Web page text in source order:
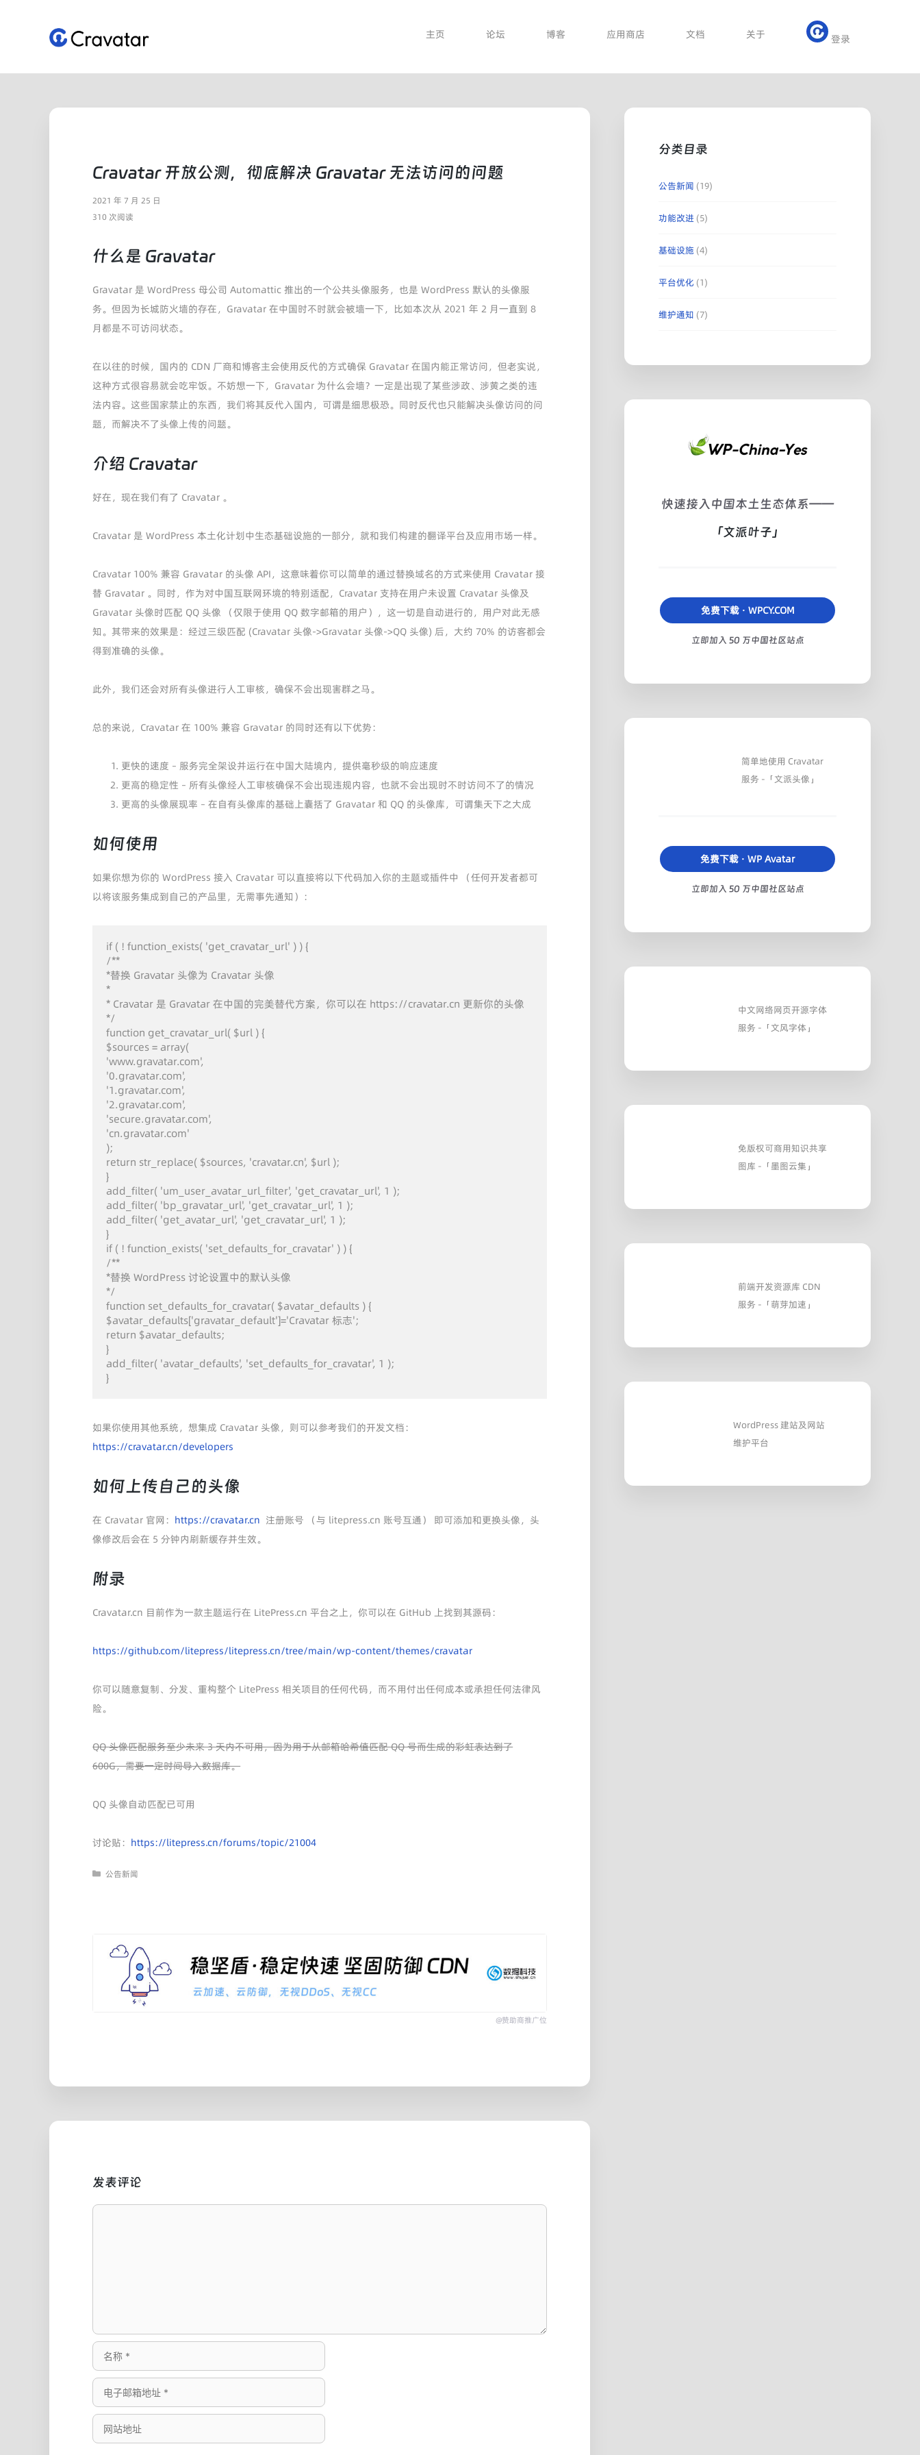
主页 论坛 博客 应用商店 文档 关于 登录
Cravatar 开放公测，彻底解决 Gravatar 无法访问的问题
2021 年 7 月 25 日
310 次阅读
什么是 Gravatar
Gravatar 是 WordPress 母公司 Automattic 推出的一个公共头像服务，也是 WordPress 默认的头像服
务。但因为长城防火墙的存在，Gravatar 在中国时不时就会被墙一下，比如本次从 2021 年 2 月一直到 8
月都是不可访问状态。
在以往的时候，国内的 CDN 厂商和博客主会使用反代的方式确保 Gravatar 在国内能正常访问，但老实说，
这种方式很容易就会吃牢饭。不妨想一下，Gravatar 为什么会墙？一定是出现了某些涉政、涉黄之类的违
法内容。这些国家禁止的东西，我们将其反代入国内，可谓是细思极恐。同时反代也只能解决头像访问的问
题，而解决不了头像上传的问题。
介绍 Cravatar
好在，现在我们有了 Cravatar 。
Cravatar 是 WordPress 本土化计划中生态基础设施的一部分，就和我们构建的翻译平台及应用市场一样。
Cravatar 100% 兼容 Gravatar 的头像 API，这意味着你可以简单的通过替换域名的方式来使用 Cravatar 接
替 Gravatar 。同时，作为对中国互联网环境的特别适配，Cravatar 支持在用户未设置 Cravatar 头像及
Gravatar 头像时匹配 QQ 头像 （仅限于使用 QQ 数字邮箱的用户），这一切是自动进行的，用户对此无感
知。其带来的效果是：经过三级匹配 (Cravatar 头像->Gravatar 头像->QQ 头像) 后，大约 70% 的访客都会
得到准确的头像。
此外，我们还会对所有头像进行人工审核，确保不会出现害群之马。
总的来说，Cravatar 在 100% 兼容 Gravatar 的同时还有以下优势：
更快的速度 – 服务完全架设并运行在中国大陆境内，提供毫秒级的响应速度
更高的稳定性 – 所有头像经人工审核确保不会出现违规内容，也就不会出现时不时访问不了的情况
更高的头像展现率 – 在自有头像库的基础上囊括了 Gravatar 和 QQ 的头像库，可谓集天下之大成
如何使用
如果你想为你的 WordPress 接入 Cravatar 可以直接将以下代码加入你的主题或插件中 （任何开发者都可
以将该服务集成到自己的产品里，无需事先通知）：
if ( ! function_exists( 'get_cravatar_url' ) ) {
/**
*替换 Gravatar 头像为 Cravatar 头像
*
* Cravatar 是 Gravatar 在中国的完美替代方案，你可以在 https://cravatar.cn 更新你的头像
*/
function get_cravatar_url( $url ) {
$sources = array(
'www.gravatar.com',
'0.gravatar.com',
'1.gravatar.com',
'2.gravatar.com',
'secure.gravatar.com',
'cn.gravatar.com'
);
return str_replace( $sources, 'cravatar.cn', $url );
}
add_filter( 'um_user_avatar_url_filter', 'get_cravatar_url', 1 );
add_filter( 'bp_gravatar_url', 'get_cravatar_url', 1 );
add_filter( 'get_avatar_url', 'get_cravatar_url', 1 );
}
if ( ! function_exists( 'set_defaults_for_cravatar' ) ) {
/**
*替换 WordPress 讨论设置中的默认头像
*/
function set_defaults_for_cravatar( $avatar_defaults ) {
$avatar_defaults['gravatar_default']='Cravatar 标志';
return $avatar_defaults;
}
add_filter( 'avatar_defaults', 'set_defaults_for_cravatar', 1 );
}
如果你使用其他系统，想集成 Cravatar 头像，则可以参考我们的开发文档：
https://cravatar.cn/developers
如何上传自己的头像
在 Cravatar 官网： https://cravatar.cn 注册账号 （与 litepress.cn 账号互通） 即可添加和更换头像，头
像修改后会在 5 分钟内刷新缓存并生效。
附录
Cravatar.cn 目前作为一款主题运行在 LitePress.cn 平台之上，你可以在 GitHub 上找到其源码：
https://github.com/litepress/litepress.cn/tree/main/wp-content/themes/cravatar
你可以随意复制、分发、重构整个 LitePress 相关项目的任何代码，而不用付出任何成本或承担任何法律风
险。
QQ 头像匹配服务至少未来 3 天内不可用，因为用于从邮箱哈希值匹配 QQ 号而生成的彩虹表达到了
600G，需要一定时间导入数据库。
QQ 头像自动匹配已可用
讨论贴： https://litepress.cn/forums/topic/21004
分
公告新闻
@赞助商推广位
发表评论
评
名
称
电
子
箱
网
站
分类目录
公告新闻 (19)
功能改进 (5)
基础设施 (4)
平台优化 (1)
维护通知 (7)
快速接入中国本土生态体系——
「文派叶子」
免费下载 · WPCY.COM
立即加入 50 万中国社区站点
简单地使用 Cravatar
服务 -「文派头像」
免费下载 · WP Avatar
立即加入 50 万中国社区站点
中文网络网页开源字体
服务 -「文风字体」
免版权可商用知识共享
图库 -「墨图云集」
前端开发资源库 CDN
服务 -「萌芽加速」
WordPress 建站及网站
维护平台